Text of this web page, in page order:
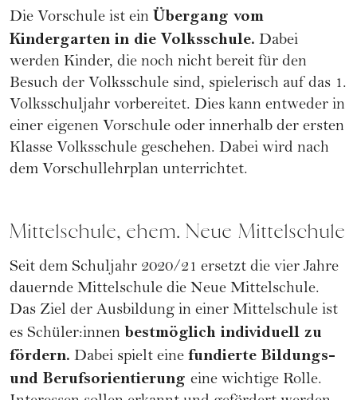
Die Vorschule ist ein Übergang vom
Kindergarten in die Volksschule. Dabei
werden Kinder, die noch nicht bereit für den
Besuch der Volksschule sind, spielerisch auf das 1.
Volksschuljahr vorbereitet. Dies kann entweder in
einer eigenen Vorschule oder innerhalb der ersten
Klasse Volksschule geschehen. Dabei wird nach
dem Vorschullehrplan unterrichtet.
Mittelschule, ehem. Neue Mittelschule
Seit dem Schuljahr 2020/21 ersetzt die vier Jahre
dauernde Mittelschule die Neue Mittelschule.
Das Ziel der Ausbildung in einer Mittelschule ist
es Schüler:innen bestmöglich individuell zu
fördern. Dabei spielt eine fundierte Bildungs-
und Berufsorientierung eine wichtige Rolle.